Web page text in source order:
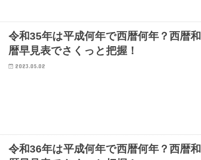
令和35年は平成何年で西暦何年？西暦和
暦早見表でさくっと把握！
2023.05.02
令和36年は平成何年で西暦何年？西暦和